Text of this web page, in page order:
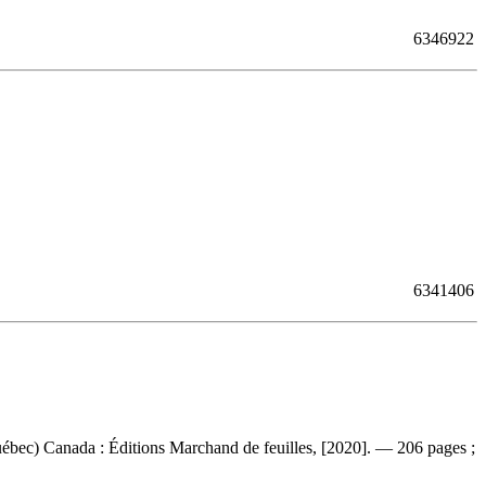
6346922
6341406
Canada : Éditions Marchand de feuilles, [2020]. — 206 pages ;